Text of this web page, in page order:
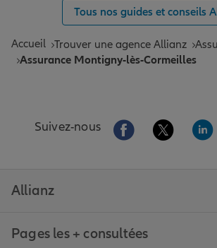
Tous nos guides et conseils
Accueil Trouver une agence Allianz
Assurance Montigny-lès-Cormeilles
Suivez-nous Aller sur la page
Aller sur
Allianz
Pages les + consultées